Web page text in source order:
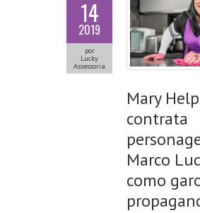
14
2019
por
Lucky
Assessoria
Mary Help
contrata
Marco
como